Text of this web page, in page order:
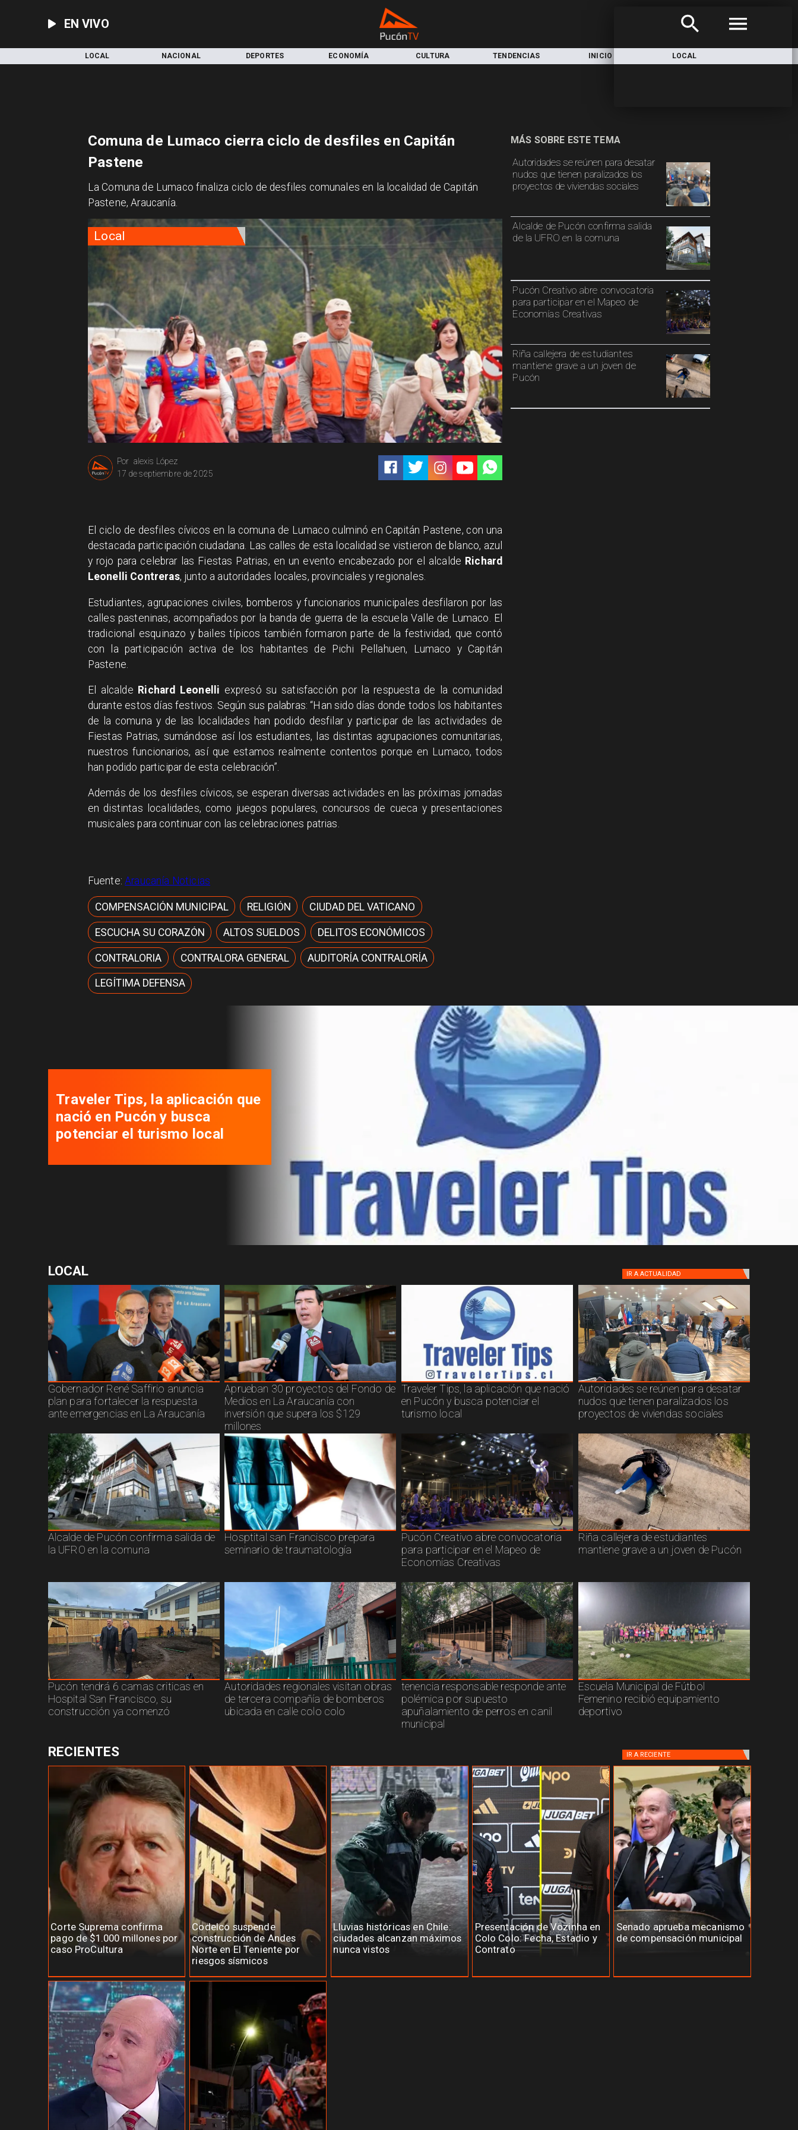
EN VIVO
LOCAL NACIONAL DEPORTES ECONOMÍA CULTURA TENDENCIAS INICIO LOCAL
Local
alexis López
Por
17 de septiembre de 2025
Autoridades se reúnen para desatar
nudos que tienen paralizados los
proyectos de viviendas sociales
Alcalde de Pucón confirma salida
de la UFRO en la comuna
Pucón Creativo abre convocatoria
para participar en el Mapeo de
Economías Creativas
Riña callejera de estudiantes
mantiene grave a un joven de
Pucón
MÁS SOBRE ESTE TEMA
Comuna de Lumaco cierra ciclo de desfiles en Capitán
Pastene
La Comuna de Lumaco finaliza ciclo de desfiles comunales en la localidad de Capitán
Pastene, Araucanía.
El ciclo de desfiles cívicos en la comuna de Lumaco culminó en Capitán Pastene, con una
destacada participación ciudadana. Las calles de esta localidad se vistieron de blanco, azul
y rojo para celebrar las Fiestas Patrias, en un evento encabezado por el alcalde Richard
Leonelli Contreras, junto a autoridades locales, provinciales y regionales.
Estudiantes, agrupaciones civiles, bomberos y funcionarios municipales desfilaron por las
calles pasteninas, acompañados por la banda de guerra de la escuela Valle de Lumaco. El
tradicional esquinazo y bailes típicos también formaron parte de la festividad, que contó
con la participación activa de los habitantes de Pichi Pellahuen, Lumaco y Capitán
Pastene.
El alcalde Richard Leonelli expresó su satisfacción por la respuesta de la comunidad
durante estos días festivos. Según sus palabras: “Han sido días donde todos los habitantes
de la comuna y de las localidades han podido desfilar y participar de las actividades de
Fiestas Patrias, sumándose así los estudiantes, las distintas agrupaciones comunitarias,
nuestros funcionarios, así que estamos realmente contentos porque en Lumaco, todos
han podido participar de esta celebración”.
Además de los desfiles cívicos, se esperan diversas actividades en las próximas jornadas
en distintas localidades, como juegos populares, concursos de cueca y presentaciones
musicales para continuar con las celebraciones patrias.
Fuente:Araucanía Noticias
COMPENSACIÓN MUNICIPAL RELIGIÓN CIUDAD DEL VATICANO
ESCUCHA SU CORAZÓN ALTOS SUELDOS DELITOS ECONÓMICOS
CONTRALORIA CONTRALORA GENERAL AUDITORÍA CONTRALORÍA
LEGÍTIMA DEFENSA
Traveler Tips, la aplicación que
nació en Pucón y busca
potenciar el turismo local
LOCAL IR A ACTUALIDAD
Gobernador René Saffirio anuncia
plan para fortalecer la respuesta
ante emergencias en La Araucanía
Aprueban 30 proyectos del Fondo de
Medios en La Araucanía con
inversión que supera los $129
millones
Traveler Tips, la aplicación que nació
en Pucón y busca potenciar el
turismo local
Autoridades se reúnen para desatar
nudos que tienen paralizados los
proyectos de viviendas sociales
Alcalde de Pucón confirma salida de
la UFRO en la comuna
Hosptital san Francisco prepara
seminario de traumatología
Pucón Creativo abre convocatoria
para participar en el Mapeo de
Economías Creativas
Riña callejera de estudiantes
mantiene grave a un joven de Pucón
Pucón tendrá 6 camas criticas en
Hospital San Francisco, su
construcción ya comenzó
Autoridades regionales visitan obras
de tercera compañía de bomberos
ubicada en calle colo colo
tenencia responsable responde ante
polémica por supuesto
apuñalamiento de perros en canil
municipal
Escuela Municipal de Fútbol
Femenino recibió equipamiento
deportivo
Corte Suprema confirma
pago de $1.000 millones por
caso ProCultura
Codelco suspende
construcción de Andes
Norte en El Teniente por
riesgos sísmicos
Lluvias históricas en Chile:
ciudades alcanzan máximos
nunca vistos
Presentación de Vozinha en
Colo Colo: Fecha, Estadio y
Contrato
Senado aprueba mecanismo
de compensación municipal
RECIENTES IR A RECIENTE